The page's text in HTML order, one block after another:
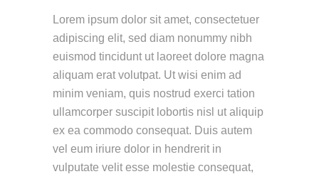
Lorem ipsum dolor sit amet, consectetuer
adipiscing elit, sed diam nonummy nibh
euismod tincidunt ut laoreet dolore magna
aliquam erat volutpat. Ut wisi enim ad
minim veniam, quis nostrud exerci tation
ullamcorper suscipit lobortis nisl ut aliquip
ex ea commodo consequat. Duis autem
vel eum iriure dolor in hendrerit in
vulputate velit esse molestie consequat,